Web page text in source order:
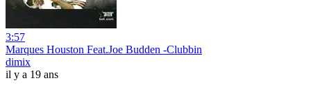
3:57
Marques Houston Feat.Joe Budden -Clubbin
dimix
il y a 19 ans